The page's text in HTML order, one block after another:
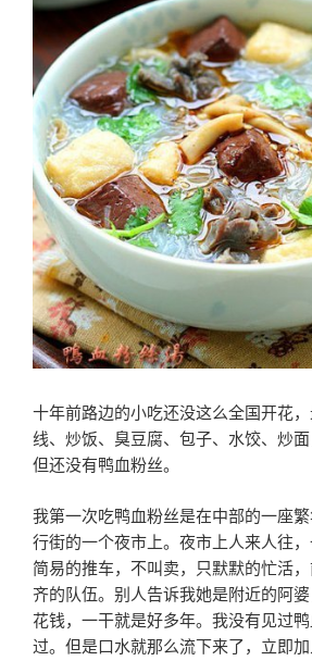
十年前路边的小吃还没这么全国开花
线、炒饭、臭豆腐、包子、水饺、炒面
但还没有鸭血粉丝。
我第一次吃鸭血粉丝是在中部的一座
行街的一个夜市上。夜市上人来人往
简易的推车，不叫卖，只默默的忙活
齐的队伍。别人告诉我她是附近的阿
花钱，一干就是好多年。我没有见过
过。但是口水就那么流下来了，立即加